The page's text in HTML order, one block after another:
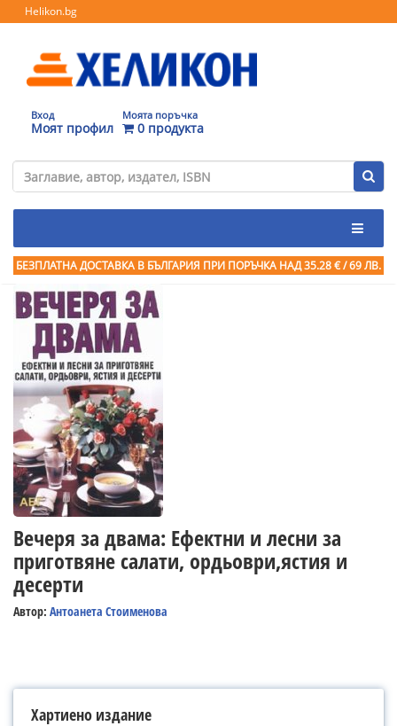
Helikon.bg
Вход
Моят профил
Моята поръчка
0 продукта
БЕЗПЛАТНА ДОСТАВКА В БЪЛГАРИЯ ПРИ ПОРЪЧКА НАД 35.28 € / 69 ЛВ.
Вечеря за двама: Ефектни и лесни за
приготвяне салати, ордьоври,ястия и
десерти
Автор: Антоанета Стоименова
Хартиено издание